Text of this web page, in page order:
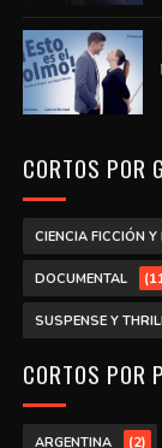
CORTOS POR
CIENCIA FICCIÓN Y
DOCUMENTAL
SUSPENSE Y
CORTOS POR
ARGENTINA (2)